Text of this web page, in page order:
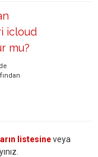
icloud
mu?
listesineveya